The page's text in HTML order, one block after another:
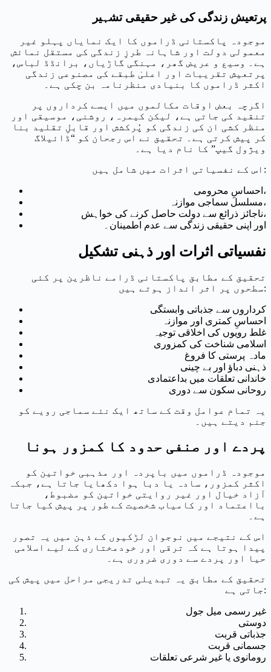
پرتعیش زندگی کی غیر حقیقی تشہیر
موجودہ پاکستانی ڈراموں کا ایک نمایاں پہلو غیر
معمولی دولت اور شاہانہ طرزِ زندگی کی مستقل نمائش
ہے۔ وسیع و عریض گھر، مہنگی گاڑیاں، برانڈڈ لباس،
پرتعیش تقریبات اور اعلیٰ طبقے کی مصنوعی زندگی
اکثر ڈراموں کا بنیادی منظرنامہ بن چکی ہے۔
اگرچہ بعض اوقات مکالموں میں ایسے کرداروں پر
تنقید کی جاتی ہے، لیکن کیمرہ، روشنی، موسیقی اور
منظر کشی ان کی زندگی کو پُرکشش اور قابلِ تقلید بنا
کر پیش کرتی ہے۔ تحقیق نے اس رجحان کو “ڈائیلاگ
ویژول گیپ” کا نام دیا ہے۔
اس کے نفسیاتی اثرات میں شامل ہیں:
احساسِ محرومی،
مسلسل سماجی موازنہ،
ناجائز ذرائع سے دولت حاصل کرنے کی خواہش،
اور اپنی حقیقی زندگی سے عدم اطمینان۔
نفسیاتی اثرات اور ذہنی تشکیل
تحقیق کے مطابق پاکستانی ڈرامے ناظرین پر کئی
سطحوں پر اثر انداز ہوتے ہیں:
کرداروں سے جذباتی وابستگی
احساسِ کمتری اور موازنہ
غلط رویوں کی اخلاقی توجیہ
اسلامی شناخت کی کمزوری
مادہ پرستی کا فروغ
ذہنی دباؤ اور بے چینی
خاندانی تعلقات میں بداعتمادی
روحانی سکون سے دوری
یہ تمام عوامل وقت کے ساتھ ایک نئے سماجی رویے کو
جنم دیتے ہیں۔
پردے اور صنفی حدود کا کمزور ہونا
موجودہ ڈراموں میں باپردہ اور مذہبی خواتین کو
اکثر کمزور، سادہ یا دبا ہوا دکھایا جاتا ہے، جبکہ
آزاد خیال اور غیر روایتی خواتین کو مضبوط،
بااعتماد اور کامیاب شخصیت کے طور پر پیش کیا جاتا
ہے۔
اس کے نتیجے میں نوجوان لڑکیوں کے ذہن میں یہ تصور
پیدا ہوتا ہے کہ ترقی اور خودمختاری کے لیے اسلامی
حیا اور پردے سے دوری ضروری ہے۔
تحقیق کے مطابق یہ تبدیلی تدریجی مراحل میں پیش کی
جاتی ہے:
غیر رسمی میل جول
دوستی
جذباتی قربت
جسمانی قربت
رومانوی یا غیر شرعی تعلقات